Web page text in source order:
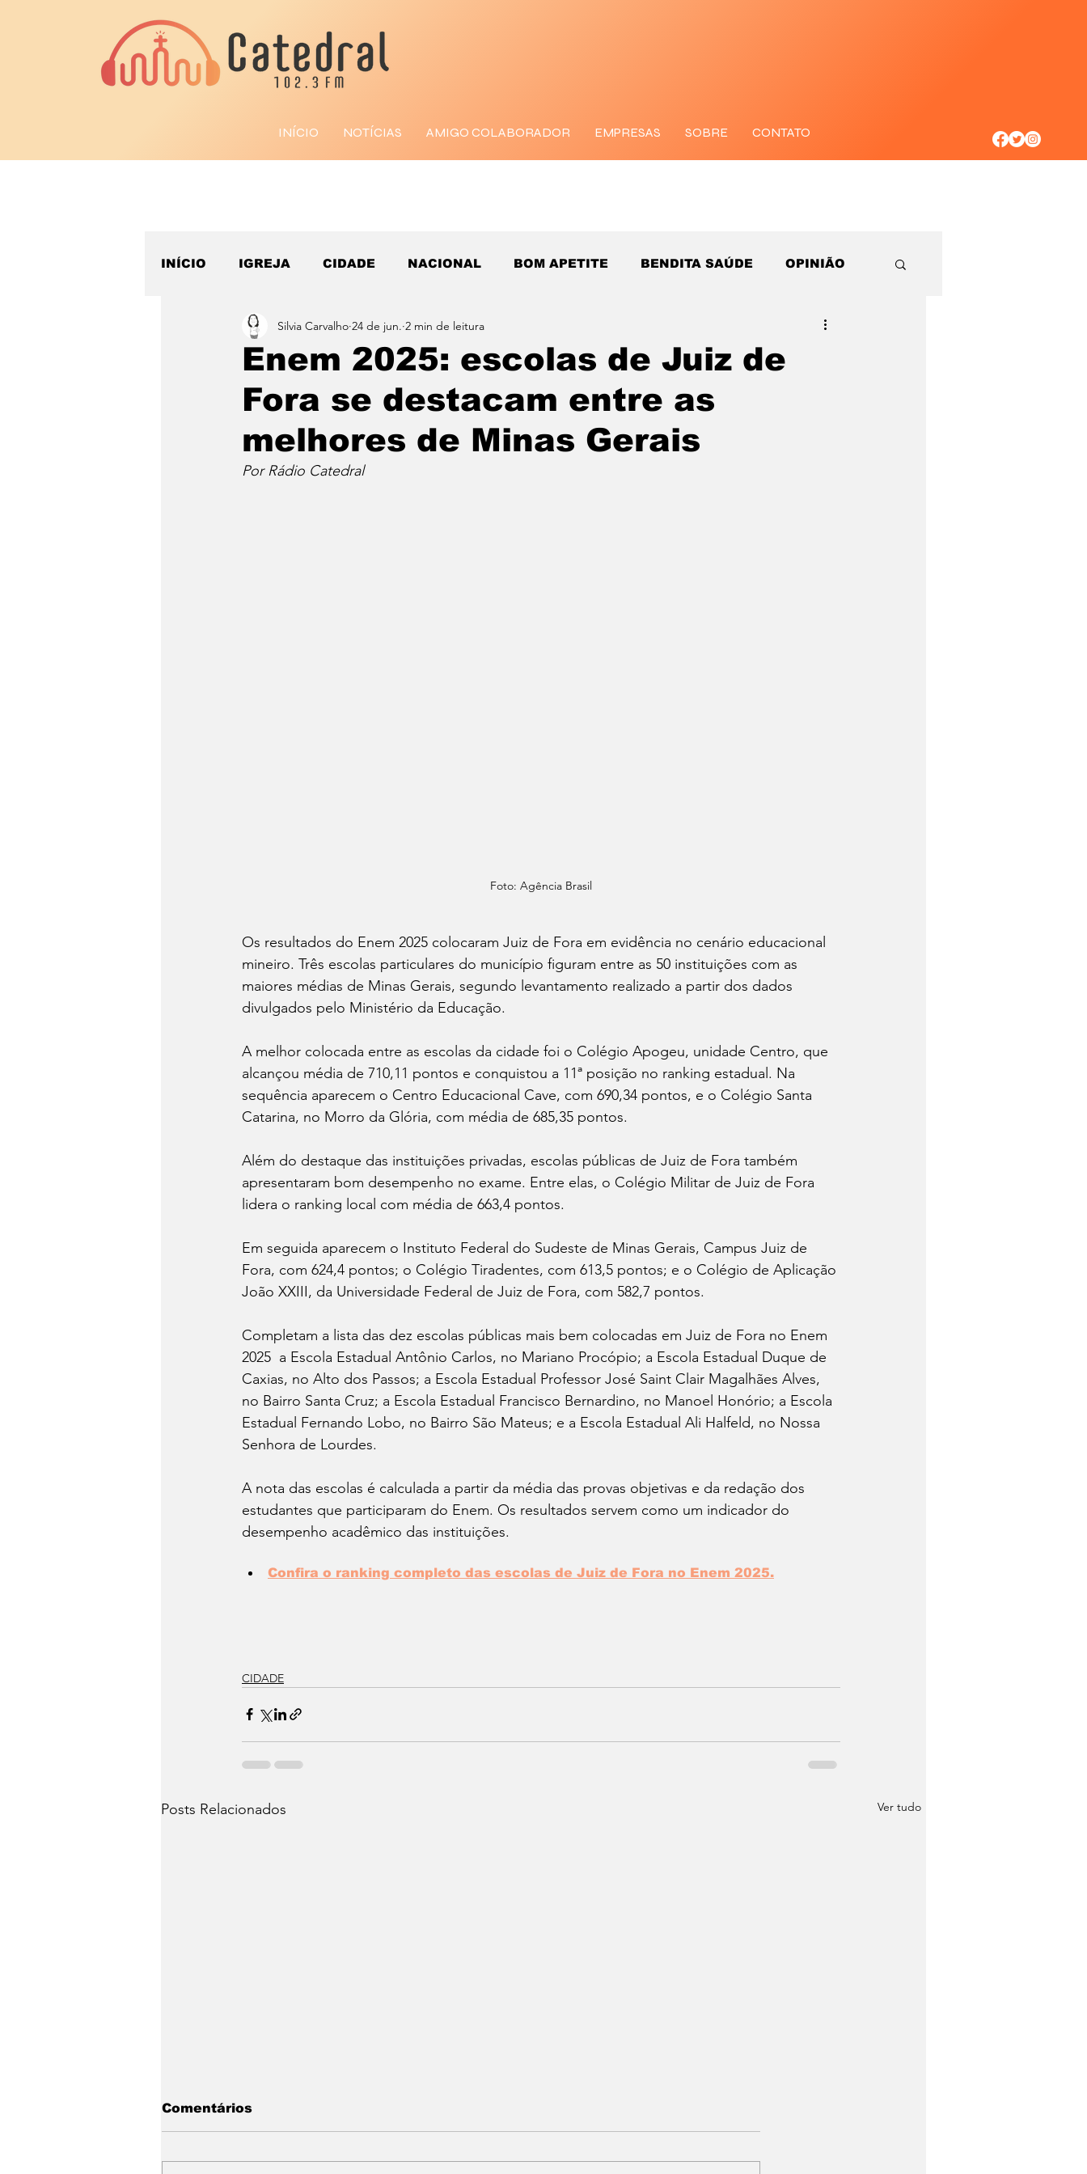
INÍCIO NOTÍCIAS AMIGO COLABORADOR EMPRESAS SOBRE CONTATO
INÍCIO IGREJA CIDADE NACIONAL BOM APETITE BENDITA SAÚDE OPINIÃO
ESPORTE
Enem 2025: escolas de Juiz de
Fora se destacam entre as
melhores de Minas Gerais
Silvia Carvalho 24 de jun. 2 min de leitura
Por Rádio Catedral
Foto: Agência Brasil
Os resultados do Enem 2025 colocaram Juiz de Fora em evidência no cenário educacional
mineiro. Três escolas particulares do município figuram entre as 50 instituições com as
maiores médias de Minas Gerais, segundo levantamento realizado a partir dos dados
divulgados pelo Ministério da Educação.
A melhor colocada entre as escolas da cidade foi o Colégio Apogeu, unidade Centro, que
alcançou média de 710,11 pontos e conquistou a 11ª posição no ranking estadual. Na
sequência aparecem o Centro Educacional Cave, com 690,34 pontos, e o Colégio Santa
Catarina, no Morro da Glória, com média de 685,35 pontos.
Além do destaque das instituições privadas, escolas públicas de Juiz de Fora também
apresentaram bom desempenho no exame. Entre elas, o Colégio Militar de Juiz de Fora
lidera o ranking local com média de 663,4 pontos.
Em seguida aparecem o Instituto Federal do Sudeste de Minas Gerais, Campus Juiz de
Fora, com 624,4 pontos; o Colégio Tiradentes, com 613,5 pontos; e o Colégio de Aplicação
João XXIII, da Universidade Federal de Juiz de Fora, com 582,7 pontos.
Completam a lista das dez escolas públicas mais bem colocadas em Juiz de Fora no Enem
2025  a Escola Estadual Antônio Carlos, no Mariano Procópio; a Escola Estadual Duque de
Caxias, no Alto dos Passos; a Escola Estadual Professor José Saint Clair Magalhães Alves,
no Bairro Santa Cruz; a Escola Estadual Francisco Bernardino, no Manoel Honório; a Escola
Estadual Fernando Lobo, no Bairro São Mateus; e a Escola Estadual Ali Halfeld, no Nossa
Senhora de Lourdes.
A nota das escolas é calculada a partir da média das provas objetivas e da redação dos
estudantes que participaram do Enem. Os resultados servem como um indicador do
desempenho acadêmico das instituições.
Confira o ranking completo das escolas de Juiz de Fora no Enem 2025.
CIDADE
Posts Relacionados Ver tudo
Comentários